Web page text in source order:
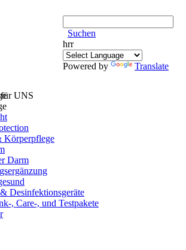
Suchen
hrr
Powered by Translate
UNS
Körperpflege
Darm
Desinfektionsgeräte
, Care-, und Testpakete